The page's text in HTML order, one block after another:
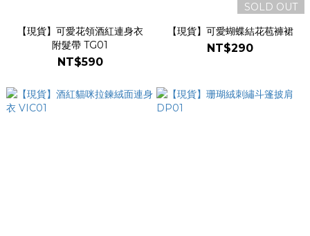
【現貨】可愛花領酒紅連身衣
附髮帶 TG01
NT$590
SOLD OUT
【現貨】可愛蝴蝶結花苞褲裙
NT$290